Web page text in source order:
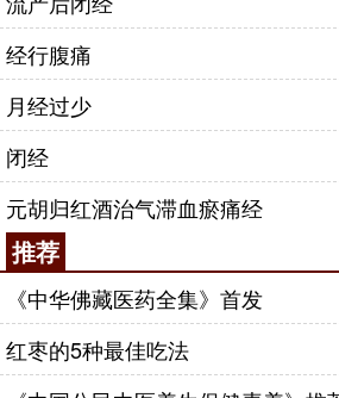
经行腹痛
月经过少
闭经
元胡归红酒治气滞血瘀痛经
推荐
《中华佛藏医药全集》首发
红枣的5种最佳吃法